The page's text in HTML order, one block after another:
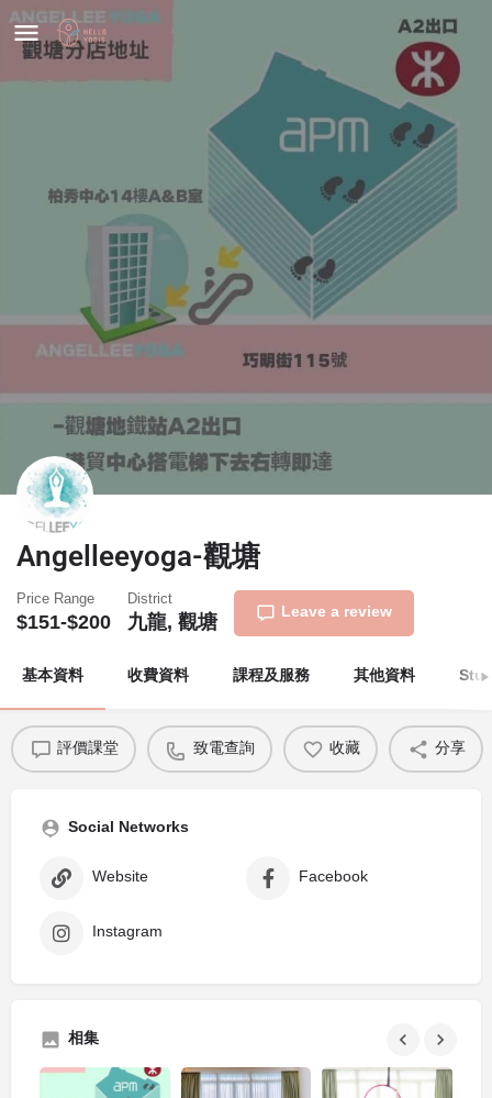
Angelleeyoga-觀塘
Price Range
$151-$200
District
九龍, 觀塘 Leave a review
基本資料 收費資料 課程及服務 其他資料
評價課堂 致電查詢 收藏 分享
Social Networks
Website Facebook
Instagram
相集